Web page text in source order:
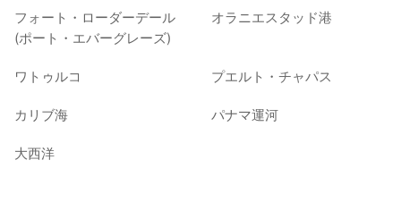
フォート・ローダーデール
(ポート・エバーグレーズ)
オラニエスタッド港
ワトゥルコ プエルト・チャパス
カリブ海 パナマ運河
大西洋